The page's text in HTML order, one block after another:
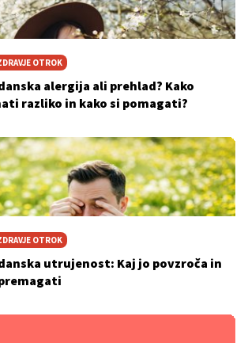
OTROK
alergija ali prehlad? Kako
razliko in kako si pomagati?
OTROK
utrujenost: Kaj jo povzroča in